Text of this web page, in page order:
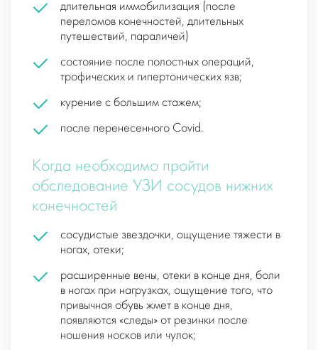
длительная иммобилизация (после
переломов конечностей, длительных
путешествий, параличей)
состояние после полостных операций,
трофических и гипертонических язв;
курение с большим стажем;
после перенесенного Соvid.
Когда необходимо пройти
обследование УЗИ сосудов нижних
конечностей
сосудистые звездочки, ощущение тяжести в
ногах, отеки;
расширенные вены, отеки в конце дня, боли
в ногах при нагрузках, ощущение того, что
привычная обувь жмет в конце дня,
появляются «следы» от резинки после
ношения носков или чулок;